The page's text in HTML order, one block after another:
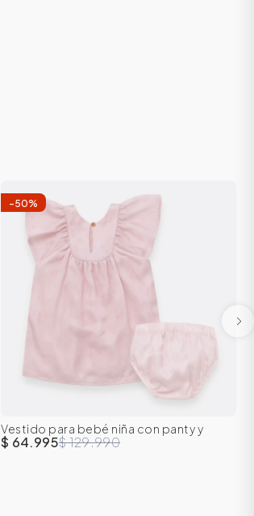
-50%
24M
Vestido para bebé niña con panty y
moño
$ 64.995$ 129.990